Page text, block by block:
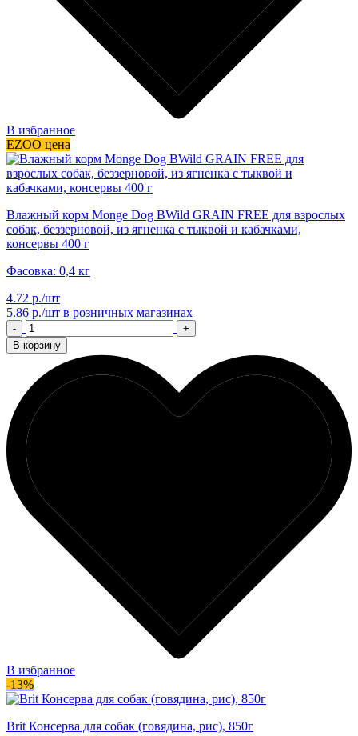
В избранное
EZOO цена
Влажный корм Monge Dog BWild GRAIN FREE для взрослых
собак, беззерновой, из ягненка с тыквой и кабачками,
консервы 400 г
Фасовка: 0,4 кг
4.72 р./шт
5.86 р./шт в розничных магазинах
-
+
В корзину
В избранное
-13%
Brit Консерва для собак (говядина, рис), 850г